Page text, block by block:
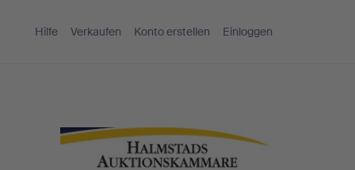
Hilfe Verkaufen Konto erstellen Einloggen